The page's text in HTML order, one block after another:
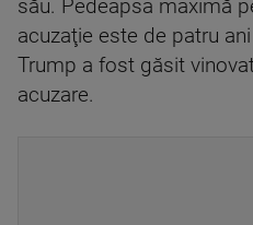
său. Pedeapsa maximă
acuzaţie este de patru
Trump a fost găsit
acuzare.